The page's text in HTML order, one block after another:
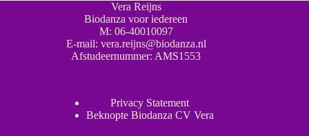
Vera Reijns
Biodanza voor iedereen
M: 06-40010097
E-mail: vera.reijns@biodanza.nl
Afstudeernummer: AMS1553
Privacy Statement
Beknopte Biodanza CV Vera